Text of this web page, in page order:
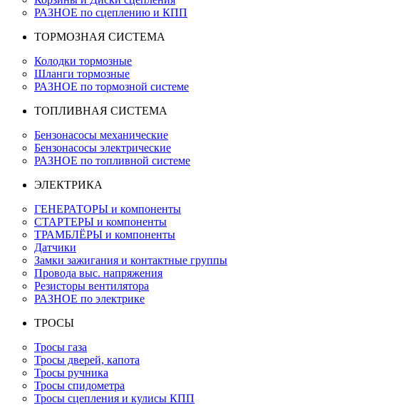
РАЗНОЕ по сцеплению и КПП
ТОРМОЗНАЯ СИСТЕМА
Колодки тормозные
Шланги тормозные
РАЗНОЕ по тормозной системе
ТОПЛИВНАЯ СИСТЕМА
Бензонасосы механические
Бензонасосы электрические
РАЗНОЕ по топливной системе
ЭЛЕКТРИКА
ГЕНЕРАТОРЫ и компоненты
СТАРТЕРЫ и компоненты
ТРАМБЛЁРЫ и компоненты
Датчики
Замки зажигания и контактные группы
Провода выс. напряжения
Резисторы вентилятора
РАЗНОЕ по электрике
ТРОСЫ
Тросы газа
Тросы дверей, капота
Тросы ручника
Тросы спидометра
Тросы сцепления и кулисы КПП